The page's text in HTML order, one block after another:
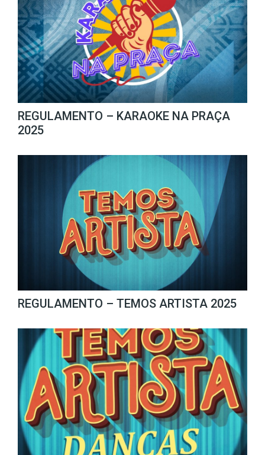
REGULAMENTO – KARAOKE NA PRAÇA
2025
REGULAMENTO – TEMOS ARTISTA 2025